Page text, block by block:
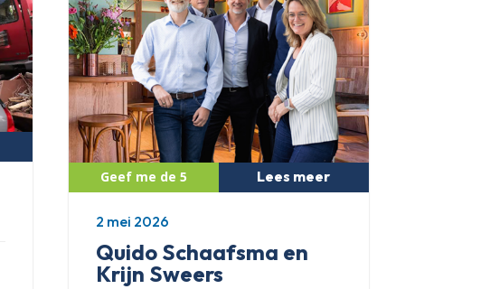
Quido Schaafsma en
Krijn Sweers
Lees meer
2 mei 2026